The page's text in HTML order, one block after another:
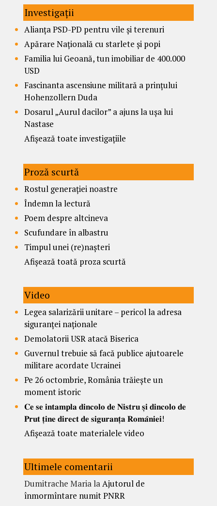
Investigații
Alianța PSD-PD pentru vile și terenuri
Apărare Națională cu starlete și popi
Familia lui Geoană, tun imobiliar de 400.000
USD
Fascinanta ascensiune militară a prințului
Hohenzollern Duda
Dosarul „Aurul dacilor” a ajuns la ușa lui
Nastase
Afișează toate investigațiile
Proză scurtă
Rostul generației noastre
Îndemn la lectură
Poem despre altcineva
Scufundare în albastru
Timpul unei (re)nașteri
Afișează toată proza scurtă
Video
Legea salarizării unitare – pericol la adresa
siguranței naționale
Demolatorii USR atacă Biserica
Guvernul trebuie să facă publice ajutoarele
militare acordate Ucrainei
Pe 26 octombrie, România trăiește un
moment istoric
𝐂𝐞 𝐬𝐞 𝐢𝐧𝐭𝐚𝐦𝐩𝐥𝐚 𝐝𝐢𝐧𝐜𝐨𝐥𝐨 𝐝𝐞 𝐍𝐢𝐬𝐭𝐫𝐮 𝐬̦𝐢 𝐝𝐢𝐧𝐜𝐨𝐥𝐨 𝐝𝐞
𝐏𝐫𝐮𝐭 𝐭̦𝐢𝐧𝐞 𝐝𝐢𝐫𝐞𝐜𝐭 𝐝𝐞 𝐬𝐢𝐠𝐮𝐫𝐚𝐧𝐭̦𝐚 𝐑𝐨𝐦𝐚̂𝐧𝐢𝐞𝐢!
Afișează toate materialele video
Ultimele comentarii
Dumitrache MarialaAjutorul de
înmormîntare numit PNRR